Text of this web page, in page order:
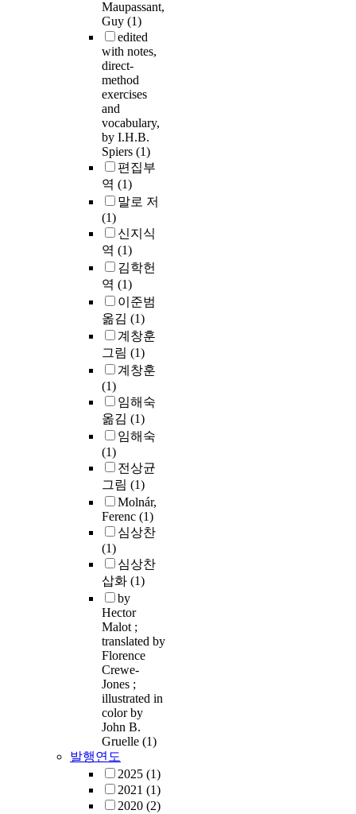
Maupassant,
Guy (1)
edited
with notes,
direct-
method
exercises
and
vocabulary,
by I.H.B.
Spiers (1)
편집부
역 (1)
말로 저
(1)
신지식
역 (1)
김학헌
역 (1)
이준범
옮김 (1)
계창훈
그림 (1)
계창훈
(1)
임해숙
옮김 (1)
임해숙
(1)
전상균
그림 (1)
Molnár,
Ferenc (1)
심상찬
(1)
심상찬
삽화 (1)
by
Hector
Malot ;
translated by
Florence
Crewe-
Jones ;
illustrated in
color by
John B.
Gruelle (1)
발행연도
2025 (1)
2021 (1)
2020 (2)